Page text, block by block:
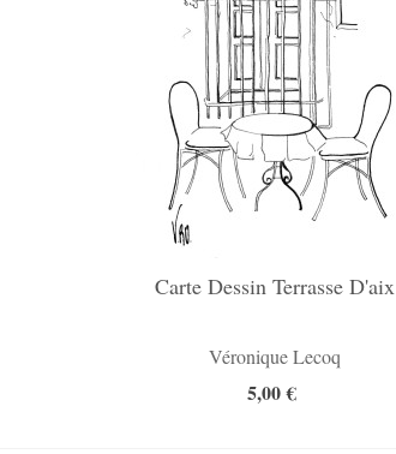
Carte Dessin Terrasse D'aix
Véronique Lecoq
5,00 €